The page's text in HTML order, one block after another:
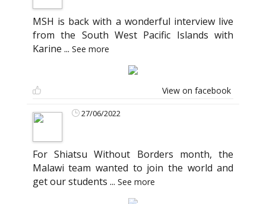
MSH is back with a wonderful interview live
from the South West Pacific Islands with
Karine ... See more
View on facebook
27/06/2022
For Shiatsu Without Borders month, the
Malawi team wanted to join the world and
get our students ... See more